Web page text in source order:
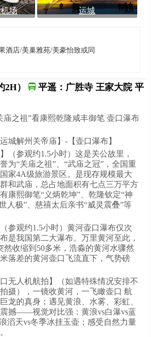
场 运城
酒店/美巢雅苑/美豪怡致或同
2H）
平遥：广胜寺 王家大院 平
庙之祖”看康熙乾隆咸丰御笔 壶口瀑布
城解州关帝庙】-【壶口瀑布】
（参观约1.5小时）这是关公故里，
为“关庙之祖”、“武庙之冠”，全国重
家4A级旅游景区。是现存规模最大
和武庙，总占地面积有七点三万平方
康熙御笔“义炳乾坤”、乾隆钦定“神
人极”、慈禧太后亲书“威灵震叠”等
（参观约1.5小时）黄河壶口瀑布仅次
是我国第二大瀑布。万里黄河至此，
然收缩到50多米，浩淼的黄河水骤然
落差的黄河壶口飞流直下，气势磅
口无人机航拍】（如遇特殊情况安排不
摄），一镜收黄河，一飞瞰壶口 航
龙的真身；遇见黄浪、水雾、彩虹、
撼——视觉对比强：黄浪vs白瀑vs蓝
滔天vs冬季冰挂玉壶；感受自然力量